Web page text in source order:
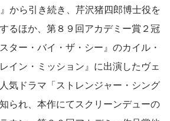
』から引き続き、芹沢猪四郎博士役を
るほか、第８９回アカデミー賞２冠
ター・バイ・ザ・シー』のカイル・
イン・ミッション』に出演したヴェ
気ドラマ「ストレンジャー・シング
られ、本作にてスクリーンデューの